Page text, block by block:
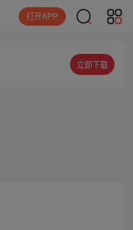
打开APP
立即下载